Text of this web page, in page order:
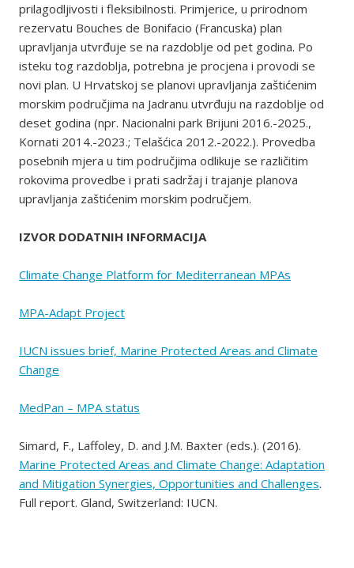
prilagodljivosti i fleksibilnosti. Primjerice, u prirodnom
rezervatu Bouches de Bonifacio (Francuska) plan
upravljanja utvrđuje se na razdoblje od pet godina. Po
isteku tog razdoblja, potrebna je procjena i provodi se
novi plan. U Hrvatskoj se planovi upravljanja zaštićenim
morskim područjima na Jadranu utvrđuju na razdoblje od
deset godina (npr. Nacionalni park Brijuni 2016.-2025.,
Kornati 2014.-2023.; Telašćica 2012.-2022.). Provedba
posebnih mjera u tim područjima odlikuje se različitim
rokovima provedbe i prati sadržaj i trajanje planova
upravljanja zaštićenim morskim područjem.
IZVOR DODATNIH INFORMACIJA
Climate Change Platform for Mediterranean MPAs
MPA-Adapt Project
IUCN issues brief, Marine Protected Areas and Climate
Change
MedPan – MPA status
Simard, F., Laffoley, D. and J.M. Baxter (eds.). (2016).
Marine Protected Areas and Climate Change: Adaptation
and Mitigation Synergies, Opportunities and Challenges.
Full report. Gland, Switzerland: IUCN.